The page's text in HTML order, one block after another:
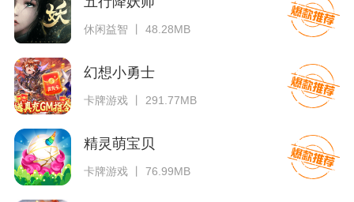
休闲益智 丨 48.28MB
幻想小勇士
卡牌游戏 丨 291.77MB
精灵萌宝贝
卡牌游戏 丨 76.99MB